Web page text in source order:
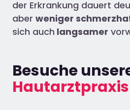
der Erkrankung dauert
aber weniger
sich auch langsamer
Besuche
Hautarztpraxis